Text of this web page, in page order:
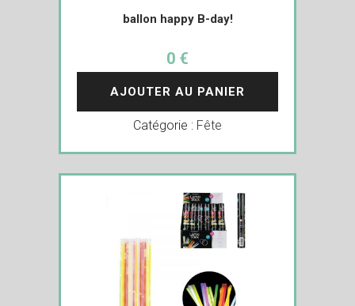
ballon happy B-day!
0 €
AJOUTER AU PANIER
Catégorie : Fête